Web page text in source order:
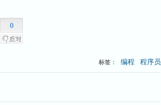
0
标签： 编程 程序员